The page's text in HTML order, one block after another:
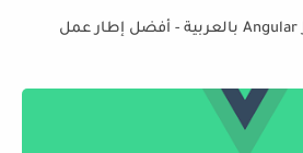
شرح شامل وسهل ل Angular JS بالعربية - أفضل إطار عمل